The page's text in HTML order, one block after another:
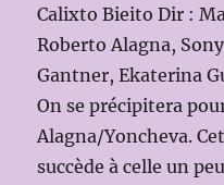
Calixto Bieito Dir :
Roberto Alagna,
Gantner, Ekaterina
On se précipitera
Alagna/Yoncheva.
succède à celle un